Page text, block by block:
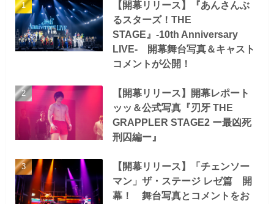
【開幕リリース】『あんさんぶ
るスターズ！THE
STAGE』-10th Anniversary
LIVE- 開幕舞台写真＆キャスト
コメントが公開！
【開幕リリース】開幕レポート
ッッ＆公式写真『刃牙 THE
GRAPPLER STAGE2 ー最凶死
刑囚編ー』
【開幕リリース】「チェンソー
マン」ザ・ステージ レゼ篇 開
幕！ 舞台写真とコメントをお